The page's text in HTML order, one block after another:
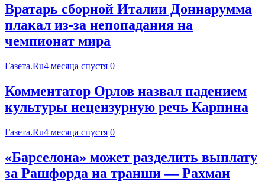
Вратарь сборной Италии Доннарумма
плакал из-за непопадания на
чемпионат мира
Газета.Ru4 месяца спустя 0
Комментатор Орлов назвал падением
культуры нецензурную речь Карпина
Газета.Ru4 месяца спустя 0
«Барселона» может разделить выплату
за Рашфорда на транши — Рахман